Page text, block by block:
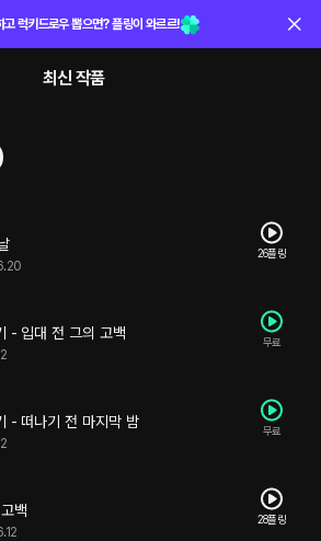
고 럭키드로우 뽑으면? 플링이 와르르!
최신 작품
26플링
- 입대 전 그의 고백 무료
- 떠나기 전 마지막 밤 무료
백 28플링